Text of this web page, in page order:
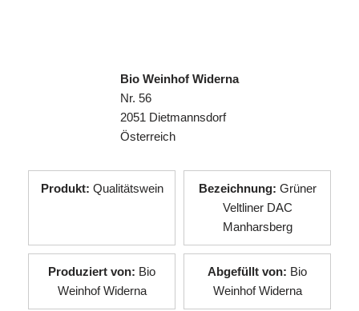
Bio Weinhof Widerna
Nr. 56
2051 Dietmannsdorf
Österreich
Produkt: Qualitätswein Bezeichnung: Grüner
Veltliner DAC
Manharsberg
Produziert von: Bio
Weinhof Widerna
Abgefüllt von: Bio
Weinhof Widerna